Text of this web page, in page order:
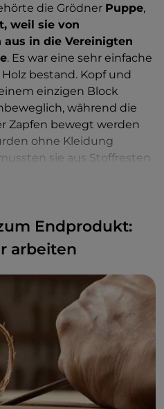
die Grödner Puppe,
weil sie von
aus in die Vereinigten
. Es war eine sehr einfache
bestand. Kopf und
einzigen Block
während die
Zapfen bewegt werden
ohne Kleidung
sie aus Stoffresten
Endprodukt:
arbeiten